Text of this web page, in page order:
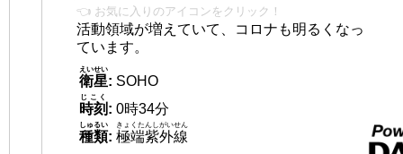
👈 お気に入りのアイコンをクリック！
活動領域が増えていて、コロナも明るくなっ
ています。
衛星
えいせい
: SOHO
時刻
じこく
: 0時34分
種類
しゅるい
: 極端紫外線
きょくたんしがいせん